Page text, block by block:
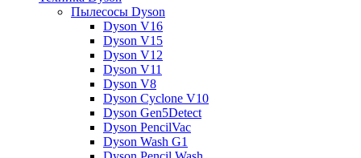
Пылесосы Dyson
Dyson V16
Dyson V15
Dyson V12
Dyson V11
Dyson V8
Dyson Cyclone V10
Dyson Gen5Detect
Dyson PencilVac
Dyson Wash G1